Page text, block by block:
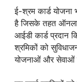
ई-श्रम कार्ड योजना
है जिसके तहत
आईडी कार्ड प्रदान
श्रमिकों को
योजनाओं और सेवाओं